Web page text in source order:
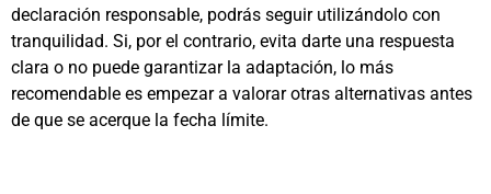
declaración responsable, podrás seguir utilizándolo con
tranquilidad. Si, por el contrario, evita darte una respuesta
clara o no puede garantizar la adaptación, lo más
recomendable es empezar a valorar otras alternativas antes
de que se acerque la fecha límite.